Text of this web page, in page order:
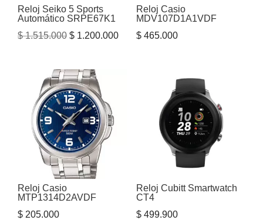
Reloj Seiko 5 Sports
Automático SRPE67K1
$1.515.000 El
era:
$ 1.515.000.
$ 1.200.000El
Reloj Casio
MDV107D1A1VDF
$465.000
Reloj Casio
MTP1314D2AVDF
$ 205.000
Reloj Cubitt Smartwatch
CT4
$499.900